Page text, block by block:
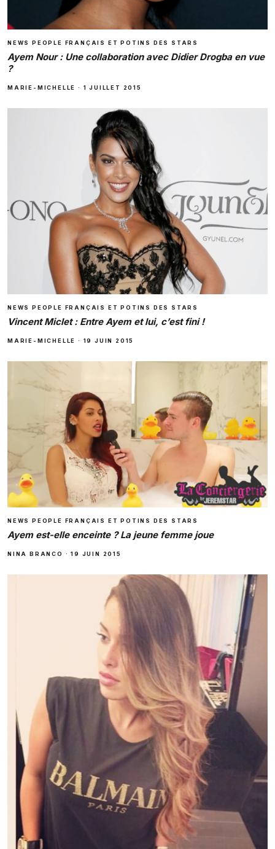
NEWS PEOPLE FRANÇAIS ET POTINS DES STARS
Ayem Nour : Une collaboration avec Didier Drogba en vue
?
MARIE-MICHELLE · 1 JUILLET 2015
NEWS PEOPLE FRANÇAIS ET POTINS DES STARS
Vincent Miclet : Entre Ayem et lui, c’est fini !
MARIE-MICHELLE · 19 JUIN 2015
NEWS PEOPLE FRANÇAIS ET POTINS DES STARS
Ayem est-elle enceinte ? La jeune femme joue
NINA BRANCO ·19 JUIN 2015